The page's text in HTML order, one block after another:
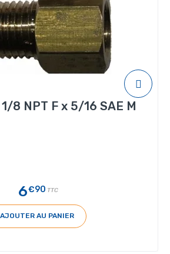
8 NPT F x 5/16 SAE M
6€90 TTC
AJOUTER AU PANIER